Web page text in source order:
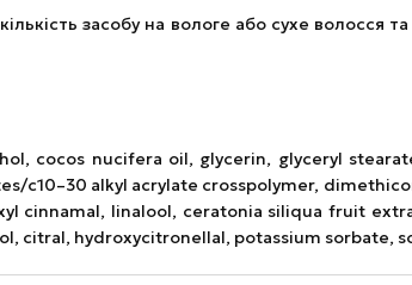
засобу на вологе або сухе волосся
cocos nucifera oil, glycerin, glyceryl
c10–30 alkyl acrylate crosspolymer,
linalool, ceratonia siliqua fruit
citral, hydroxycitronellal, potassium sorbate,